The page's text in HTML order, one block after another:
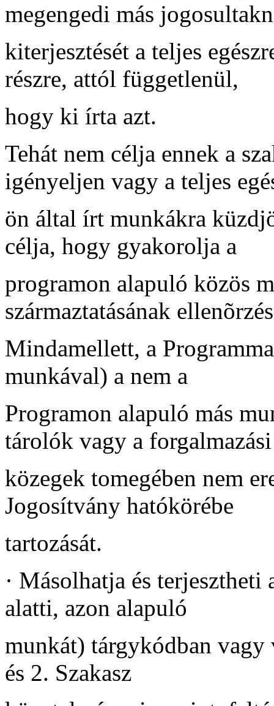
megengedi más
kiterjesztését a teljes
részre, attól függetlenül,
hogy ki írta azt.
Tehát nem célja ennek a
igényeljen vagy a teljes
ön által írt munkákra
célja, hogy gyakorolja a
programon alapuló közös
származtatásának
Mindamellett, a
munkával) a nem a
Programon alapuló más
tárolók vagy a forgalmazási
közegek tomegében nem
Jogosítvány hatókörébe
tartozását.
· Másolhatja és terjesztheti
alatti, azon alapuló
munkát) tárgykódban
és 2. Szakasz